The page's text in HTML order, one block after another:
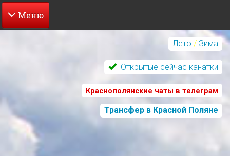
Перейти
Лето / Зима
Открытые сейчас канатки
Краснополянские чаты в телеграм
Трансфер в Красной Поляне